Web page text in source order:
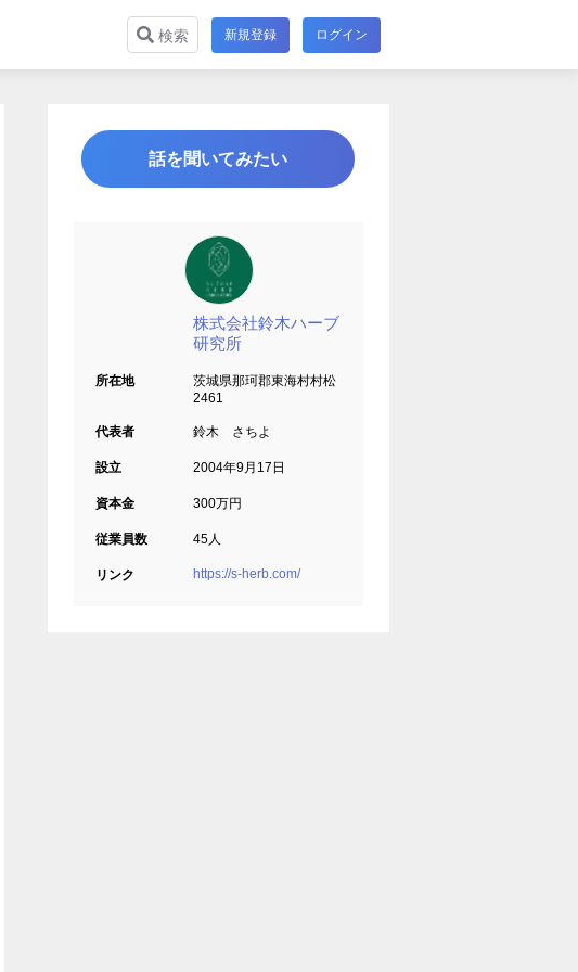
検索 新規登録 ログイン
話を聞いてみたい
株式会社鈴木ハーブ
研究所
所在地
茨城県那珂郡東海村村松
2461
代表者 鈴木 さちよ
設立 2004年9月17日
資本金 300万円
従業員数 45人
リンク https://s-herb.com/